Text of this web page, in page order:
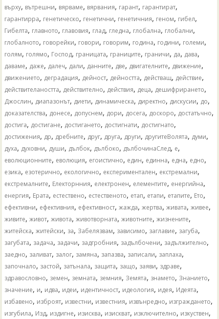
върху, вътрешни, вярваме, вярвания, гарант, гарантират,
гарантирра, генетическо, генетични, генетичния, геном, гибел,
Гибелта, главното, главовия, глад, гледна, глобална, глобални,
глобалното, говорейки, говори, говорим, година, години, големи,
голям, голямо, Господ, границата, границите, граничи, да, дава,
даваме, даже, далеч, дали, данните, две, двигателните, движение,
движението, деградация, дейност, дейността, действащ, действие,
действителаността, действително, действия, деца, дешифрирането,
Джослин, диапазонът, диети, динамическа, директно, дискусии, до,
доказателства, донесе, допуснем, дори, досега, доскоро, достатъчно,
достига, достигане, достигането, достигнати, достигнато,
достижения, др, дребните, друг, друга, други, другитеВолята, думи,
духа, духовни, души, дълбок, дълбоко, дълбочинаСлед, е,
еволюционните, еволюция, егоистично, един, единна, една, едно,
езика, езотерично, екологично, експериментален, екстремални,
екстремалните, Електорнния, електронен, елементите, енергийна,
енергия, Ерата, естествено, естественото, етап, етапи, етапите, Ето,
ефективни, ефективния, ефективност,жажда,жертва,живата,живее,
живите,живот,живота,животворната,животните,жизнените,
житейска,житейски, за, Забелязвам, зависимо, заглавие, загуба,
загубата, задача, задачи, задгробния, задълбочени, задължително,
заедно, заливат, залог, замяна, запазва, записали, заплаха,
започнало, застой, затънала, защита, защо, заяви, здраве,
здравословно, земен, земната, земния, Земята, знамето, Знанието,
значение, и, идва, идеи, идентичност, идеология, идея, Идеята,
избавено, изброят, известни, известния, извънредно, изграждането,
изгубила, Изд, издигне, изисква, изискват, изключително, изкуствен,